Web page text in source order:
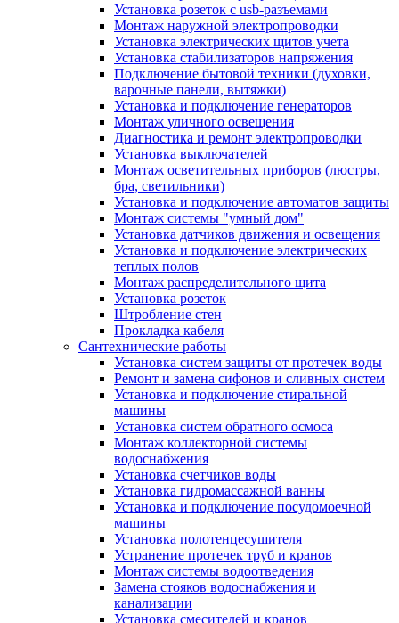
Установка розеток с usb-разъемами
Монтаж наружной электропроводки
Установка электрических щитов учета
Установка стабилизаторов напряжения
Подключение бытовой техники (духовки,
варочные панели, вытяжки)
Установка и подключение генераторов
Монтаж уличного освещения
Диагностика и ремонт электропроводки
Установка выключателей
Монтаж осветительных приборов (люстры,
бра, светильники)
Установка и подключение автоматов защиты
Монтаж системы "умный дом"
Установка датчиков движения и освещения
Установка и подключение электрических
теплых полов
Монтаж распределительного щита
Установка розеток
Штробление стен
Прокладка кабеля
Сантехнические работы
Установка систем защиты от протечек воды
Ремонт и замена сифонов и сливных систем
Установка и подключение стиральной
машины
Установка систем обратного осмоса
Монтаж коллекторной системы
водоснабжения
Установка счетчиков воды
Установка гидромассажной ванны
Установка и подключение посудомоечной
машины
Установка полотенцесушителя
Устранение протечек труб и кранов
Монтаж системы водоотведения
Замена стояков водоснабжения и
канализации
Установка смесителей и кранов